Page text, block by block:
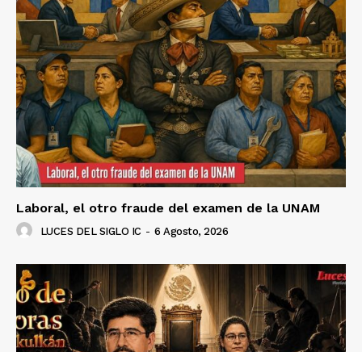
Laboral, el otro fraude del examen de la UNAM
LUCES DEL SIGLO IC - 6 Agosto, 2026